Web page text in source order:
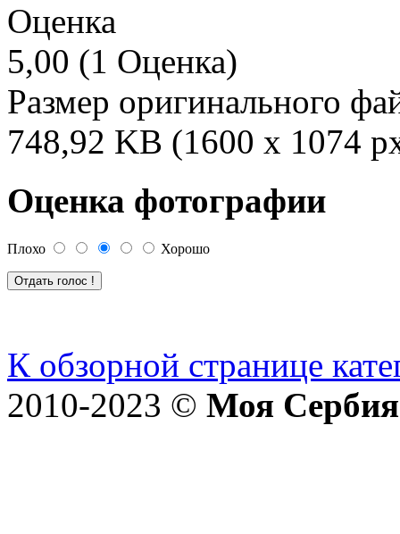
Оценка
5,00 (1 Оценка)
Размер оригинального
748,92 KB (1600 x 1074
Оценка фотографии
Плохо Хорошо
К обзорной странице
2010-2023 © Моя Сербия